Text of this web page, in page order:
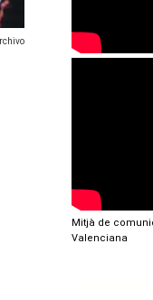
Mitjà de
Valenciana